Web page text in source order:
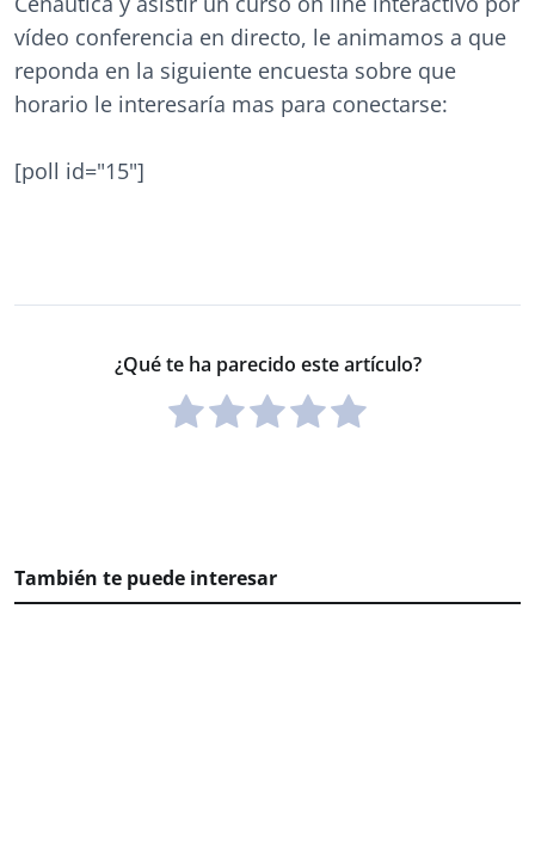
vídeo conferencia en directo, le animamos a que
reponda en la siguiente encuesta sobre que
horario le interesaría mas para conectarse:
[poll id="15"]
¿Qué te ha parecido este artículo?
También te puede interesar